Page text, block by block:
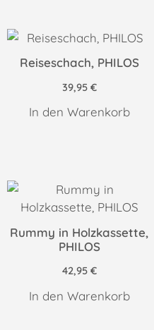
Reiseschach, PHILOS
39,95 €
In den Warenkorb
Rummy in Holzkassette,
PHILOS
42,95 €
In den Warenkorb